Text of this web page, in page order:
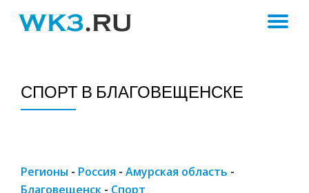
СПОРТ В БЛАГОВЕЩЕНСКЕ
Регионы - Россия - Амурская область -
Благовещенск - Спорт